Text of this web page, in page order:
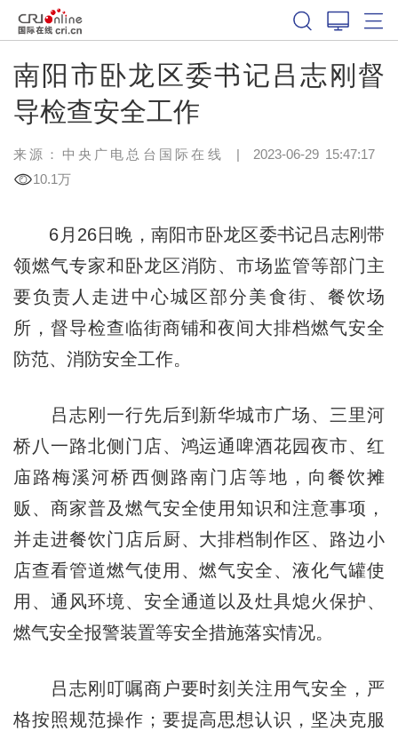
南阳市卧龙区委书记吕志刚督
导检查安全工作
来源：中央广电总台国际在线 | 2023-06-29 15:47:17
10.1万
6月26日晚，南阳市卧龙区委书记吕志刚带
领燃气专家和卧龙区消防、市场监管等部门主
要负责人走进中心城区部分美食街、餐饮场
所，督导检查临街商铺和夜间大排档燃气安全
防范、消防安全工作。
吕志刚一行先后到新华城市广场、三里河
桥八一路北侧门店、鸿运通啤酒花园夜市、红
庙路梅溪河桥西侧路南门店等地，向餐饮摊
贩、商家普及燃气安全使用知识和注意事项，
并走进餐饮门店后厨、大排档制作区、路边小
店查看管道燃气使用、燃气安全、液化气罐使
用、通风环境、安全通道以及灶具熄火保护、
燃气安全报警装置等安全措施落实情况。
吕志刚叮嘱商户要时刻关注用气安全，严
格按照规范操作；要提高思想认识，坚决克服